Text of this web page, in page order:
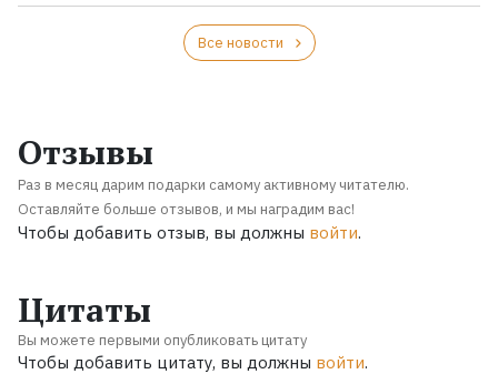
Все новости
Отзывы
Раз в месяц дарим подарки самому активному читателю.
Оставляйте больше отзывов, и мы наградим вас!
Чтобы добавить отзыв, вы должны войти.
Цитаты
Вы можете первыми опубликовать цитату
Чтобы добавить цитату, вы должны войти.